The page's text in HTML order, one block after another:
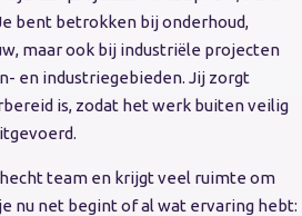
bent betrokken bij onderhoud,
maar ook bij industriële projecten
en industriegebieden. Jij zorgt
is, zodat het werk buiten veilig
team en krijgt veel ruimte om
nu net begint of al wat ervaring hebt: